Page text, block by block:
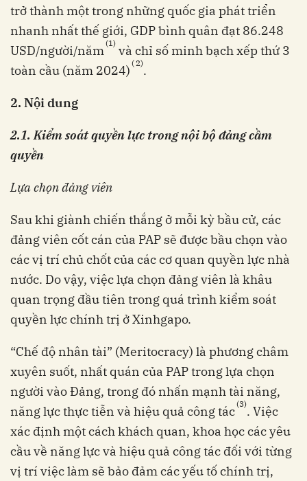
trở thành một trong những quốc gia phát triển
nhanh nhất thế giới, GDP bình quân đạt 86.248
USD/người/năm(1) và chỉ số minh bạch xếp thứ 3
toàn cầu (năm 2024) (2).
2. Nội dung
2.1. Kiểm soát quyền lực trong nội bộ đảng cầm
quyền
Lựa chọn đảng viên
Sau khi giành chiến thắng ở mỗi kỳ bầu cử, các
đảng viên cốt cán của PAP sẽ được bầu chọn vào
các vị trí chủ chốt của các cơ quan quyền lực nhà
nước. Do vậy, việc lựa chọn đảng viên là khâu
quan trọng đầu tiên trong quá trình kiểm soát
quyền lực chính trị ở Xinhgapo.
“Chế độ nhân tài” (Meritocracy) là phương châm
xuyên suốt, nhất quán của PAP trong lựa chọn
người vào Đảng, trong đó nhấn mạnh tài năng,
năng lực thực tiễn và hiệu quả công tác(3). Việc
xác định một cách khách quan, khoa học các yêu
cầu về năng lực và hiệu quả công tác đối với từng
vị trí việc làm sẽ bảo đảm các yếu tố chính trị,